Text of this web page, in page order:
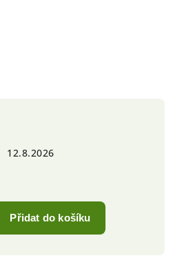
Přidat do košíku
12.8.2026